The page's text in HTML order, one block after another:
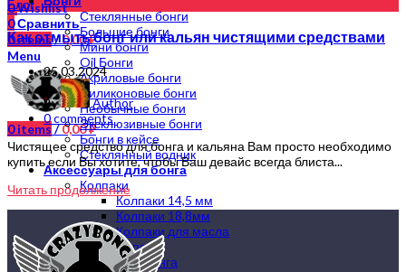
0Wishlist
0Сравнить
0items / 0,00₽
Menu
0items/0,00₽
Стеклянные бонги
Большие бонги
Мини бонги
Oil Бонги
Акриловые бонги
Силиконовые бонги
Необычные бонги
Эксклюзивные бонги
Бонги в кейсе
Стеклянный водник
Аксессуары для бонга
Колпаки
Колпаки 14,5 мм
Колпаки 18,8мм
Колпаки для масла
Напасы
Шлиф для бонга
Блог
Как отмыть бонг или кальян чистящими средствами
25.03.2024
By
Author
0comments
Чистящее средство для бонга и кальяна Вам просто необходимо
купить если Вы хотите, чтобы Ваш девайс всегда блиста...
Читать продолжение